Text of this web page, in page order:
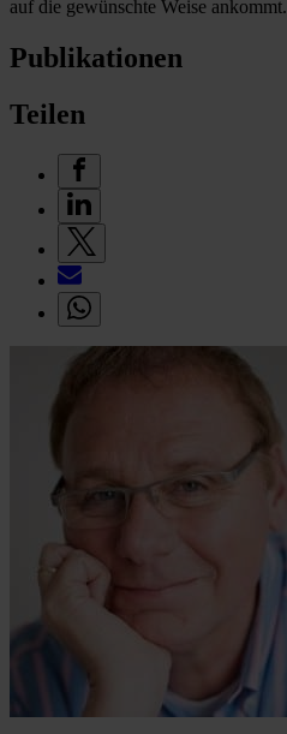
auf die gewünschte Weise ankommt.
Publikationen
Teilen